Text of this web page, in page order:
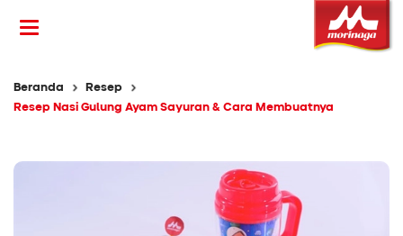
Beranda
Resep
Resep Nasi Gulung Ayam Sayuran & Cara Membuatnya